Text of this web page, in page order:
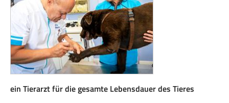
ein Tierarzt für die gesamte Lebensdauer des Tieres